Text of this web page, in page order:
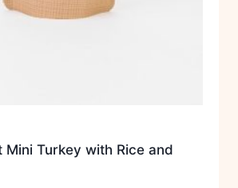
Mini Turkey with Rice and